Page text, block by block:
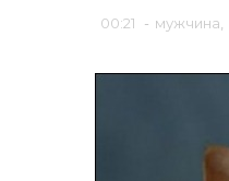
00:21 - мужчина